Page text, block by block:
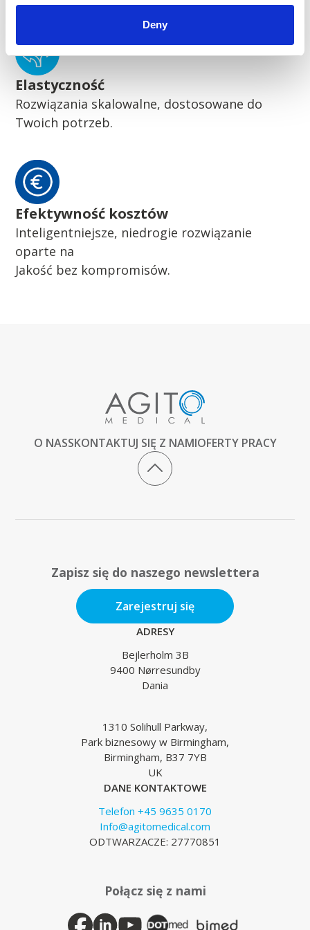
Deny
Elastyczność
Rozwiązania skalowalne, dostosowane do
Twoich potrzeb.
Efektywność kosztów
Inteligentniejsze, niedrogie rozwiązanie
oparte na
Jakość bez kompromisów.
O NASSKONTAKTUJ SIĘ Z NAMIOFERTY PRACY
Zapisz się do naszego newslettera
Zarejestruj się
ADRESY
Bejlerholm 3B
9400 Nørresundby
Dania
1310 Solihull Parkway,
Park biznesowy w Birmingham,
Birmingham, B37 7YB
UK
DANE KONTAKTOWE
Telefon +45 9635 0170
Info@agitomedical.com
ODTWARZACZE: 27770851
Połącz się z nami